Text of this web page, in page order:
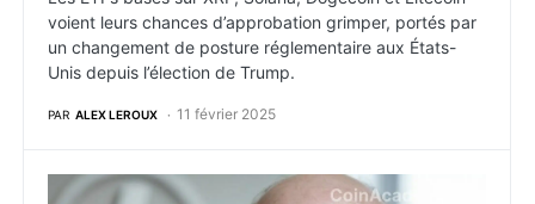
voient leurs chances d’approbation grimper, portés par
un changement de posture réglementaire aux États-
Unis depuis l’élection de Trump.
PAR ALEX LEROUX 11 février 2025
Le Nasdaq dépose un dossier 19b-4 pour un fonds